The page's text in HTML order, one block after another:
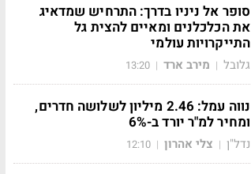
סופר אל ניניו בדרך: התרחיש שמדאיג
את הכלכלנים ומאיים להצית גל
התייקרויות עולמי
גלובל | מירב ארד |
13:20
נווה עמל: 2.46 מיליון לשלושה חדרים,
ומחיר למ"ר יורד ב-6%
נדל"ן | צלי אהרון |
12:10